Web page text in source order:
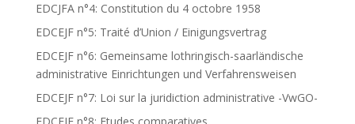
EDCJFA n°4: Constitution du 4 octobre 1958
EDCEJF n°5: Traité d’Union / Einigungsvertrag
EDCEJF n°6: Gemeinsame lothringisch-saarländische
administrative Einrichtungen und Verfahrensweisen
EDCEJF n°7: Loi sur la juridiction administrative -VwGO-